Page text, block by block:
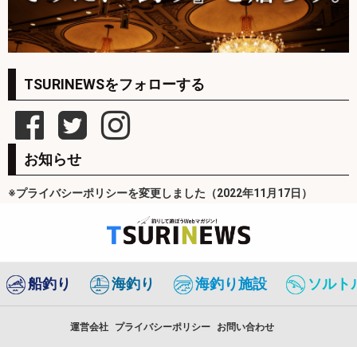
TSURINEWSをフォローする
お知らせ
※プライバシーポリシーを変更しました（2022年11月17日）
船釣り 海釣り 海釣り施設 ソルト
運営会社 プライバシーポリシー お問い合わせ